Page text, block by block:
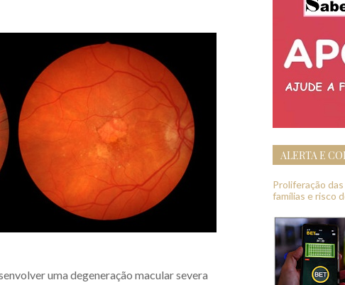
uma degeneração macular severa
ALERTA E
Proliferação
famílias e risco